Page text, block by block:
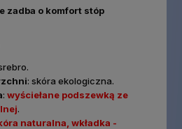
zadba o komfort stóp
: skóra ekologiczna.
: wyściełane podszewką ze
.
naturalna, wkładka -